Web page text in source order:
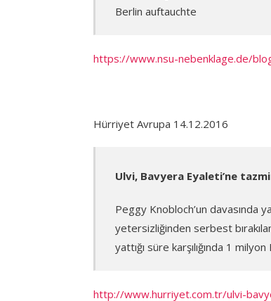
Berlin auftauchte
https://www.nsu-nebenklage.de/
Hürriyet Avrupa 14.12.2016
Ulvi, Bavyera Eyaleti’ne
Peggy Knobloch’un davasında
yetersizliğinden serbest
yattığı süre karşılığında 1
http://www.hurriyet.com.tr/ulvi-